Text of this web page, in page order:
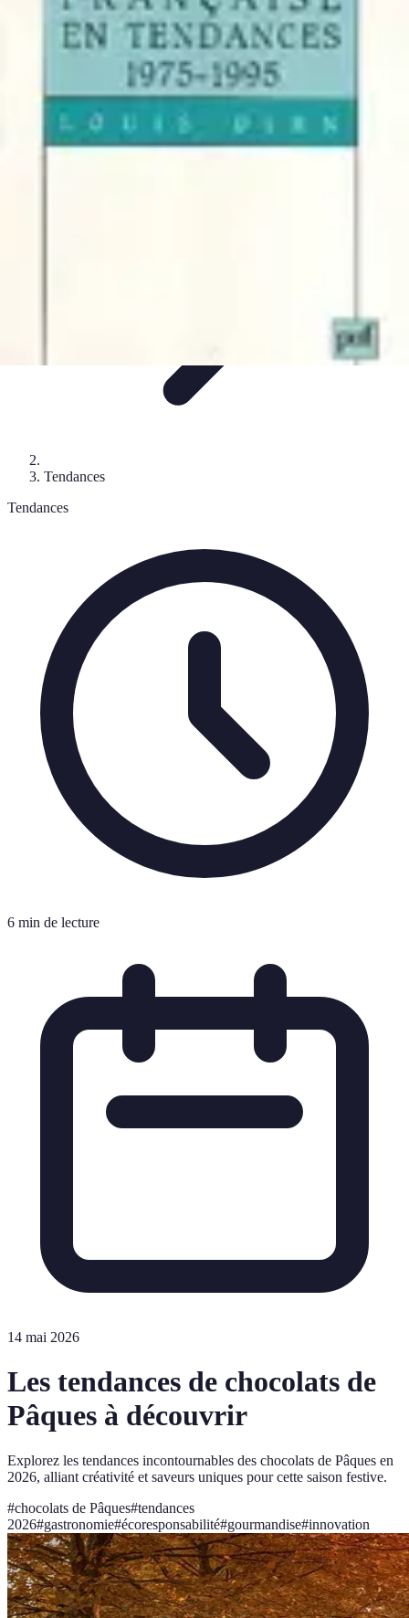
Chocolats de Pâques
TendancesSaveurs et VariétésDécoration et
PersonnalisationChocolats BioRecettes et DIY
Chocolats de Pâques
Tendances
Tendances
6 min de lecture
14 mai 2026
Les tendances de chocolats de
Pâques à découvrir
Explorez les tendances incontournables des chocolats de Pâques en
2026, alliant créativité et saveurs uniques pour cette saison festive.
#chocolats de Pâques#tendances
2026#gastronomie#écoresponsabilité#gourmandise#innovation